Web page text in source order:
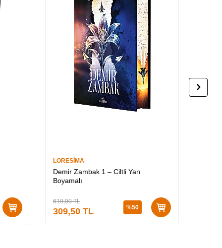
LORESİMA
Demir Zambak 1 – Ciltli Yan
Boyamalı
619,00TL
309,50 TL %50